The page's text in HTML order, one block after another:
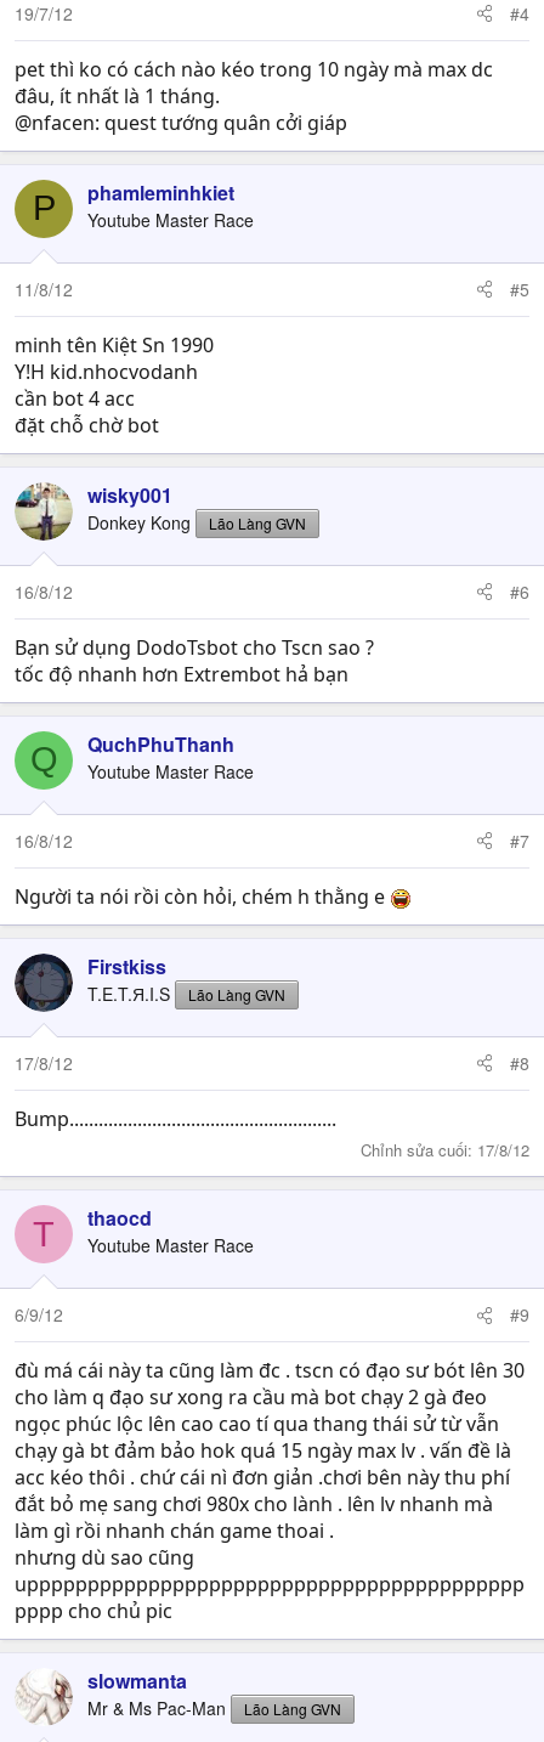
19/7/12 #4
pet thì ko có cách nào kéo trong 10 ngày mà max dc
đâu, ít nhất là 1 tháng.
@nfacen: quest tướng quân cởi giáp
P phamleminhkiet
Youtube Master Race
11/8/12 #5
minh tên Kiệt Sn 1990
Y!H kid.nhocvodanh
cần bot 4 acc
đặt chỗ chờ bot
wisky001
Donkey Kong Lão Làng GVN
16/8/12 #6
Bạn sử dụng DodoTsbot cho Tscn sao ?
tốc độ nhanh hơn Extrembot hả bạn
Q QuchPhuThanh
Youtube Master Race
16/8/12 #7
Người ta nói rồi còn hỏi, chém h thằng e
Firstkiss
T.E.T.Я.I.S Lão Làng GVN
17/8/12 #8
Bump.......................................................
Chỉnh sửa cuối: 17/8/12
T thaocd
Youtube Master Race
6/9/12 #9
đù má cái này ta cũng làm đc . tscn có đạo sư bót lên 30
cho làm q đạo sư xong ra cầu mà bot chạy 2 gà đeo
ngọc phúc lộc lên cao cao tí qua thang thái sử từ vẫn
chạy gà bt đảm bảo hok quá 15 ngày max lv . vấn đề là
acc kéo thôi . chứ cái nì đơn giản .chơi bên này thu phí
đắt bỏ mẹ sang chơi 980x cho lành . lên lv nhanh mà
làm gì rồi nhanh chán game thoai .
nhưng dù sao cũng
uppppppppppppppppppppppppppppppppppppppppp
pppp cho chủ pic
slowmanta
Mr & Ms Pac-Man Lão Làng GVN